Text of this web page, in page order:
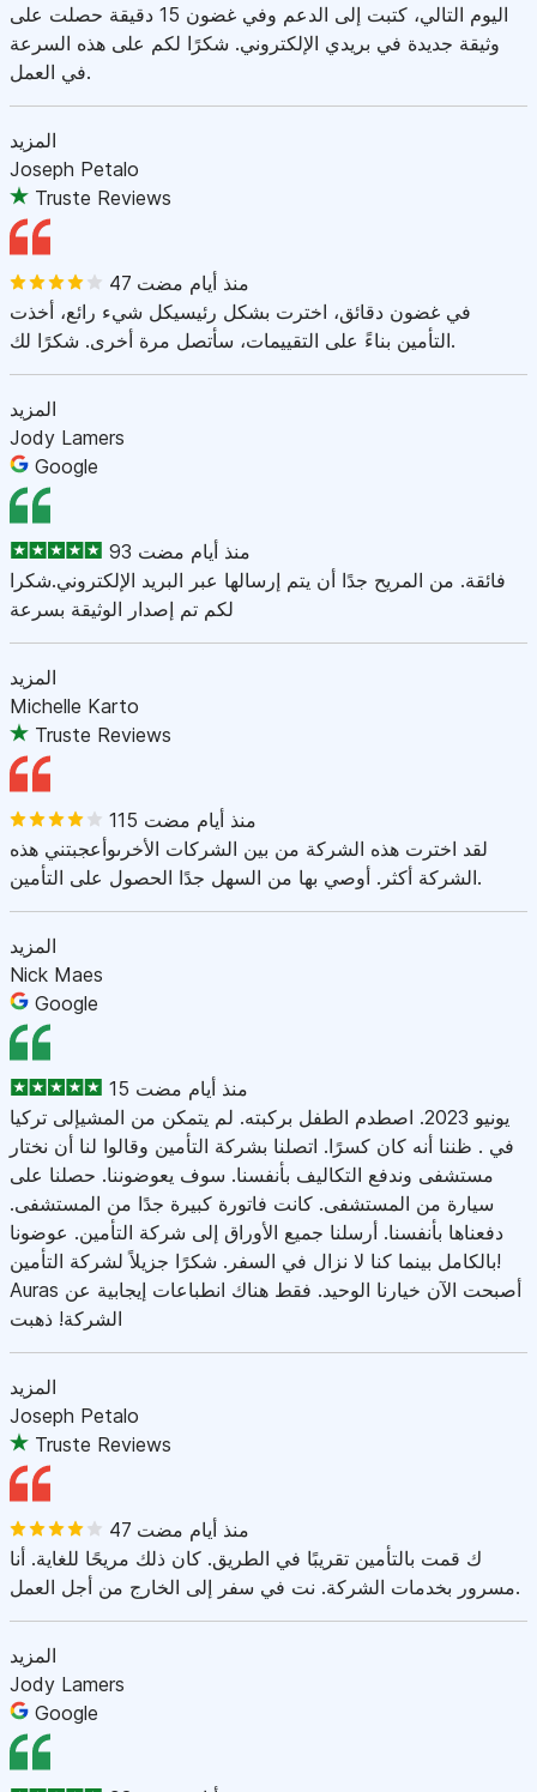
اليوم التالي، كتبت إلى الدعم وفي غضون 15 دقيقة حصلت على
وثيقة جديدة في بريدي الإلكتروني. شكرًا لكم على هذه السرعة
في العمل.
المزيد
Joseph Petalo
Truste Reviews
47 منذ أيام مضت
في غضون دقائق، اخترت بشكل رئيسيكل شيء رائع، أخذت
التأمين بناءً على التقييمات، سأتصل مرة أخرى. شكرًا لك.
المزيد
Jody Lamers
Google
93 منذ أيام مضت
فائقة. من المريح جدًا أن يتم إرسالها عبر البريد الإلكتروني.شكرا
لكم تم إصدار الوثيقة بسرعة
المزيد
Michelle Karto
Truste Reviews
115 منذ أيام مضت
لقد اخترت هذه الشركة من بين الشركات الأخرىوأعجبتني هذه
الشركة أكثر. أوصي بها من السهل جدًا الحصول على التأمين.
المزيد
Nick Maes
Google
15 منذ أيام مضت
يونيو 2023. اصطدم الطفل بركبته. لم يتمكن من المشيإلى تركيا
في . ظننا أنه كان كسرًا. اتصلنا بشركة التأمين وقالوا لنا أن نختار
مستشفى وندفع التكاليف بأنفسنا. سوف يعوضوننا. حصلنا على
سيارة من المستشفى. كانت فاتورة كبيرة جدًا من المستشفى.
دفعناها بأنفسنا. أرسلنا جميع الأوراق إلى شركة التأمين. عوضونا
بالكامل بينما كنا لا نزال في السفر. شكرًا جزيلاً لشركة التأمين!
Auras أصبحت الآن خيارنا الوحيد. فقط هناك انطباعات إيجابية عن
الشركة! ذهبت
المزيد
Joseph Petalo
Truste Reviews
47 منذ أيام مضت
ك قمت بالتأمين تقريبًا في الطريق. كان ذلك مريحًا للغاية. أنا
مسرور بخدمات الشركة. نت في سفر إلى الخارج من أجل العمل.
المزيد
Jody Lamers
Google